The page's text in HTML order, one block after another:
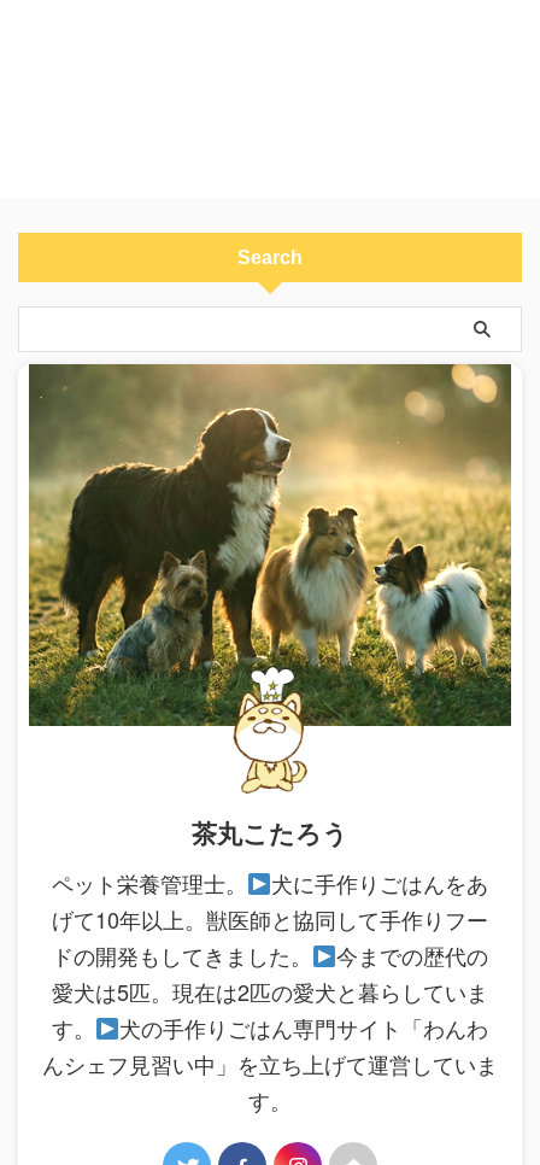
Search
茶丸こたろう
ペット栄養管理士。
犬に手作りごはんをあ
げて10年以上。獣医師と協同して手作りフー
ドの開発もしてきました。
今までの歴代の
愛犬は5匹。現在は2匹の愛犬と暮らしていま
す。
犬の手作りごはん専門サイト「わんわ
んシェフ見習い中」を立ち上げて運営していま
す。